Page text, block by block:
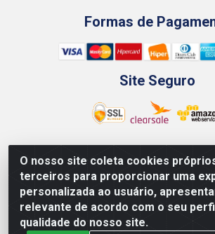
O nosso site coleta cookies
terceiros para proporcionar uma
personalizada ao usuário,
relevante de acordo com o seu
qualidade do nosso site.
Formas de
Site Seguro
Renascer Distribuidora - Rua São
Afogados - Recife / PE - CEP
07.264.693/0001-79